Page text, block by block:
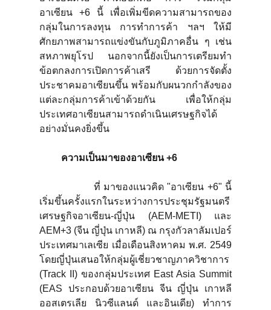
อาเซียน +6 นี้ เพื่อเพิ่มขีดความสามารถของ
กลุ่มในการลงทุน การทำการค้า ฯลฯ ให้มี
ศักยภาพสามารถแข่งขันกับภูมิภาคอื่น ๆ เช่น
สหภาพยุโรป นอกจากนี้ยังเป็นการเตรียมทำ
ข้อตกลงการเปิดการค้าเสรี ด้วยการจัดตั้ง
ประชาคมอาเซียนขึ้น พร้อมกับผนวกกำลังของ
แต่ละกลุ่มการค้าเข้าด้วยกัน เพื่อให้กลุ่ม
ประเทศอาเซียนสามารถดำเนินเศรษฐกิจได้
อย่างมั่นคงยิ่งขึ้น
ความเป็นมาของอาเซียน +6
ที่ มาของแนวคิด "อาเซียน +6" นี้
เริ่มขึ้นครั้งแรกในระหว่างการประชุมรัฐมนตรี
เศรษฐกิจอาเซียน-ญี่ปุ่น (AEM-METI) และ
AEM+3 (จีน ญี่ปุ่น เกาหลี) ณ กรุงกัวลาลัมเปอร์
ประเทศมาเลเซีย เมื่อเดือนสิงหาคม พ.ศ. 2549
โดยญี่ปุ่นเสนอให้กลุ่มผู้เชี่ยวชาญภาควิชาการ
(Track II) ของกลุ่มประเทศ East Asia Summit
(EAS ประกอบด้วยอาเซียน จีน ญี่ปุ่น เกาหลี
ออสเตรเลีย นิวซีแลนด์ และอินเดีย) ทำการ